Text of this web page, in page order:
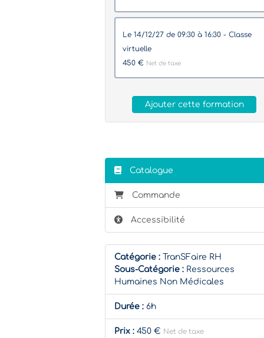
le 14/12/27 de 09:30 à 16:30 - Classe
virtuelle
450 € Net de taxe
Ajouter cette formation
Catalogue
Commande
Accessibilité
Catégorie : TranSFaire RH
Sous-Catégorie : Ressources
Humaines Non Médicales
Durée : 6h
Prix : 450 € Net de taxe